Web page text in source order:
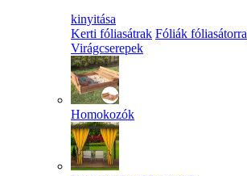
kinyitása
Kerti fóliasátrak Fóliák fóliasátorra
Virágcserepek
Homokozók